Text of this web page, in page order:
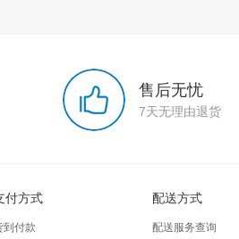
售后无忧
7天无理由退货
付方式
到付款
配送方式
配送服务查询